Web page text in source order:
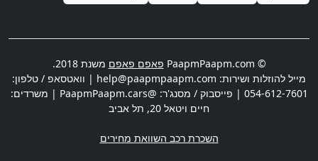
© PaapmPaapm.com פאפם פאפם משנת 2018.
מייל להוזלות ושירות: help@paapmpaapm.com | וואטסאפ / טלפון:
054-612-7601 | פייסבוק / מסנג'ר: @PaapmPaapm.cars | משרדים:
חיים ויטאל 20
, תל אביב
השכרת רכב השוואת מחירים